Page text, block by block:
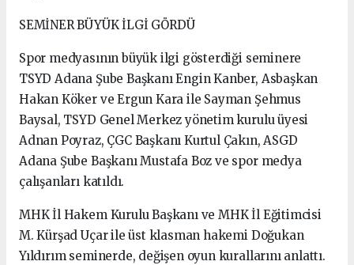
SEMİNER BÜYÜK İLGİ GÖRDÜ
Spor medyasının büyük ilgi gösterdiği seminere
TSYD Adana Şube Başkanı Engin Kanber, Asbaşkan
Hakan Köker ve Ergun Kara ile Sayman Şehmus
Baysal, TSYD Genel Merkez yönetim kurulu üyesi
Adnan Poyraz, ÇGC Başkanı Kurtul Çakın, ASGD
Adana Şube Başkanı Mustafa Boz ve spor medya
çalışanları katıldı.
MHK İl Hakem Kurulu Başkanı ve MHK İl Eğitimcisi
M. Kürşad Uçar ile üst klasman hakemi Doğukan
Yıldırım seminerde, değişen oyun kurallarını anlattı.